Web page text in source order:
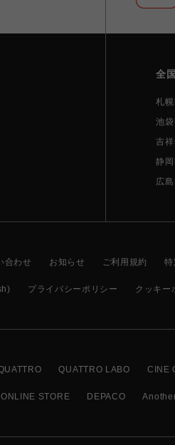
全
札
池
吉
静
広
合わせ お知らせ ご利用規約 特
プライバシーポリシー クッキー
QUATTRO LABO CINE
STORE DEPACO